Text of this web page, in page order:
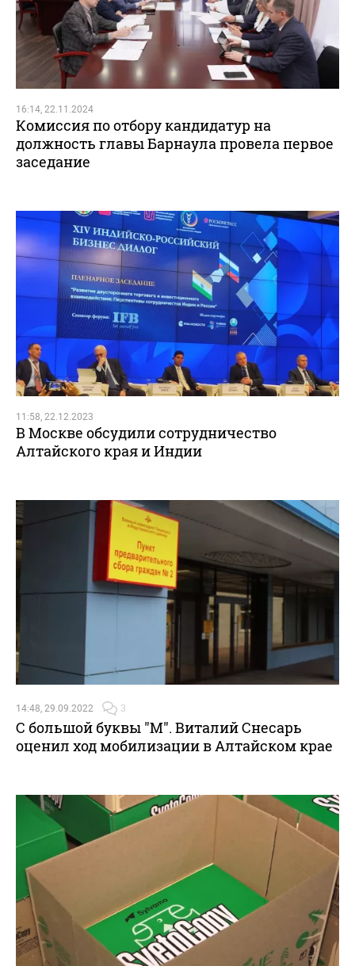
16:14, 22.11.2024
Комиссия по отбору кандидатур на
должность главы Барнаула провела первое
заседание
11:58, 22.12.2023
В Москве обсудили сотрудничество
Алтайского края и Индии
14:48, 29.09.2022 3
С большой буквы "М". Виталий Снесарь
оценил ход мобилизации в Алтайском крае